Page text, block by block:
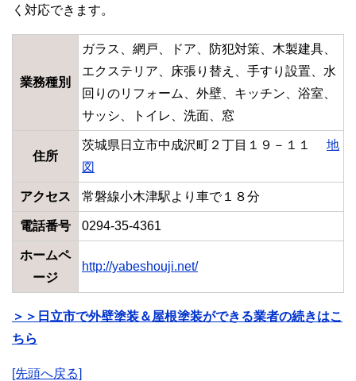
く対応できます。
業務種別
ガラス、網戸、ドア、防犯対策、木製建具、
エクステリア、床張り替え、手すり設置、水
回りのリフォーム、外壁、キッチン、浴室、
サッシ、トイレ、洗面、窓
住所
茨城県日立市中成沢町２丁目１９－１１ 地
図
アクセス 常磐線小木津駅より車で１８分
電話番号 0294-35-4361
ホームペ
ージ
http://yabeshouji.net/
＞＞日立市で外壁塗装＆屋根塗装ができる業者の続きはこ
ちら
[先頭へ戻る]